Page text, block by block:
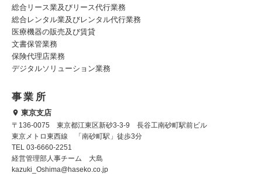
総合リース業及びリース代行業務
総合レンタル業及びレンタル代行業務
医療機器の販売及び賃貸
文書保管業務
保険代理店業務
デジタルソリューション業務
事業所
東京支店
〒136-0075 東京都江東区新砂3-3-9 長谷工南砂町駅前ビル
東京メトロ東西線 「南砂町駅」徒歩3分
TEL 03-6660-2251
経営管理部人事チーム 大島
kazuki_Oshima@haseko.co.jp